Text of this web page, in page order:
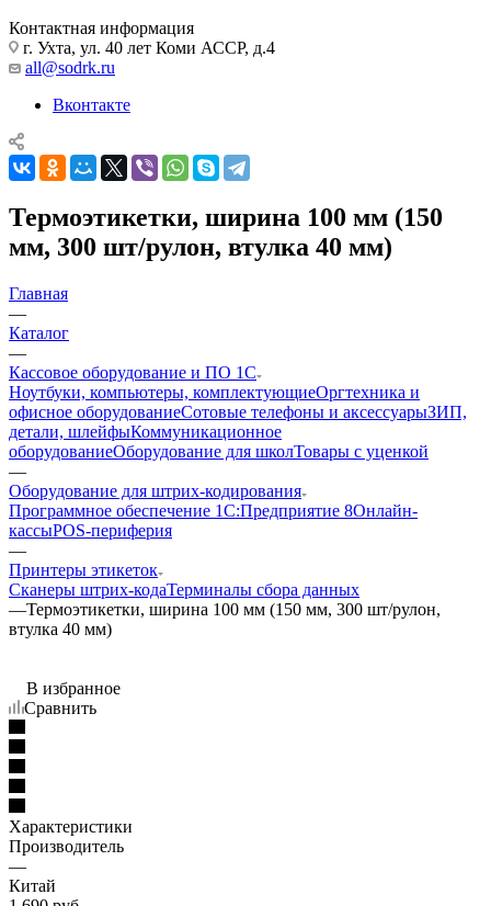
Контактная информация
г. Ухта, ул. 40 лет Коми АССР, д.4
all@sodrk.ru
Вконтакте
Термоэтикетки, ширина 100 мм (150
мм, 300 шт/рулон, втулка 40 мм)
Главная
—
Каталог
—
Кассовое оборудование и ПО 1С
Ноутбуки, компьютеры, комплектующиеОргтехника и
офисное оборудованиеСотовые телефоны и аксессуарыЗИП,
детали, шлейфыКоммуникационное
оборудованиеОборудование для школТовары с уценкой
—
Оборудование для штрих-кодирования
Программное обеспечение 1С:Предприятие 8Онлайн-
кассыPOS-периферия
—
Принтеры этикеток
Сканеры штрих-кодаТерминалы сбора данных
—Термоэтикетки, ширина 100 мм (150 мм, 300 шт/рулон,
втулка 40 мм)
В избранное
Сравнить
Характеристики
Производитель
—
Китай